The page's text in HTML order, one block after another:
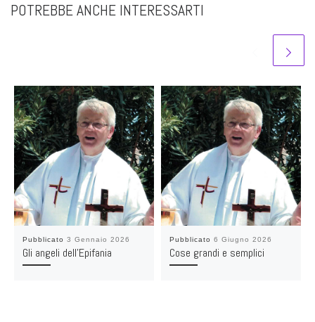
POTREBBE ANCHE INTERESSARTI
Pubblicato 3 Gennaio 2026
Gli angeli dell’Epifania
Pubblicato 6 Giugno 2026
Cose grandi e semplici